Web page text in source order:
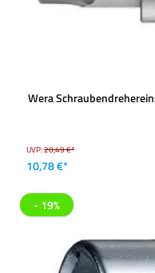
Wera
UVP:20,49 €*
10,78 €*
- 19%